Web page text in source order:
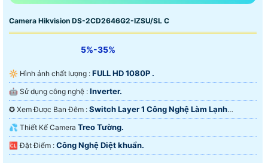
Camera Hikvision DS-2CD2646G2-IZSU/SL C
5%-35%
🔆 Hình ảnh chất lượng : FULL HD 1080P .
🤖️ Sử dụng công nghệ : Inverter.
✪ Xem Được Ban Đêm : Switch Layer 1 Công Nghệ Làm Lạnh
iAUTO-X.
💦 Thiết Kế Camera Treo Tường.
️🆑 Đặt Điểm : Công Nghệ Diệt khuẩn.